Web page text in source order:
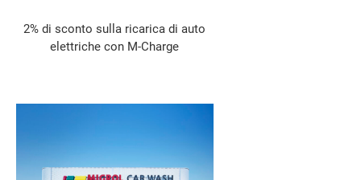
2% di sconto sulla ricarica di auto
elettriche con M-Charge